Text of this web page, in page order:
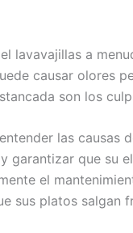
lavavajillas a
causar olores
son los
las causas
garantizar que su
el
sus platos salgan